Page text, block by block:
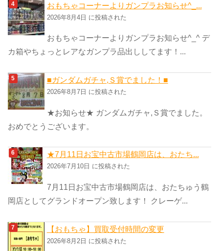
おもちゃコーナーよりガンプラお知らせ^_...
2026年8月4日 に投稿された
おもちゃコーナーよりガンプラお知らせ^_^ デ
カ箱やちょっとレアなガンプラ品出ししてます！...
■ガンダムガチャ,Ｓ賞でました！■
2026年8月7日 に投稿された
★お知らせ★ ガンダムガチャ,Ｓ賞でました。
おめでとうございます。
★7月11日お宝中古市場鶴岡店は、おたち...
2026年7月10日 に投稿された
7月11日お宝中古市場鶴岡店は、おたちゅう鶴
岡店としてグランドオープン致します！ クレーゲ...
【おもちゃ】買取受付時間の変更
2026年8月2日 に投稿された